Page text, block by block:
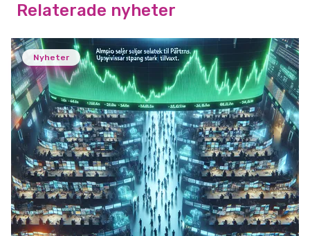
Relaterade nyheter
Nyheter